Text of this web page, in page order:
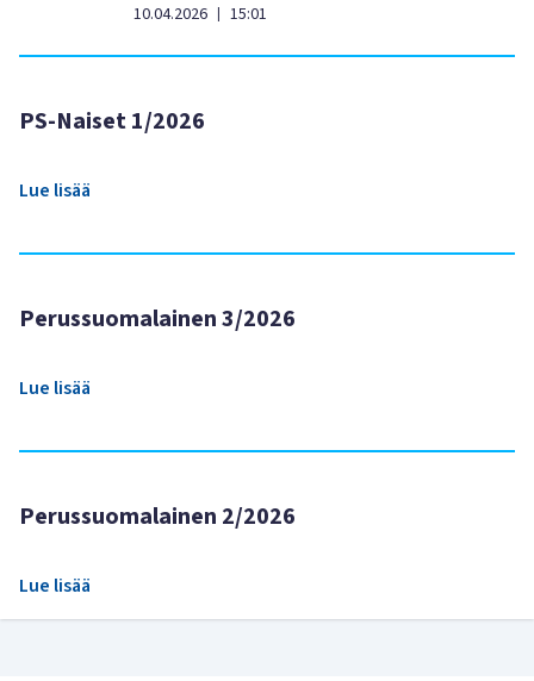
10.04.2026 | 15:01
PS-Naiset 1/2026
Lue lisää
Perussuomalainen 3/2026
Lue lisää
Perussuomalainen 2/2026
Lue lisää